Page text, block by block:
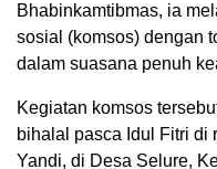
Bhabinkamtibmas, ia
sosial (komsos) dengan
dalam suasana penuh
Kegiatan komsos
bihalal pasca Idul Fitri di
Yandi, di Desa Selure,